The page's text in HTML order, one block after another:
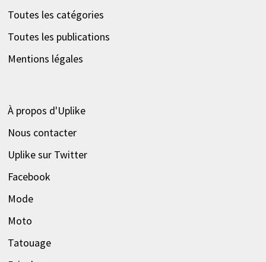
Toutes les catégories
Toutes les publications
Mentions légales
À propos d'Uplike
Nous contacter
Uplike sur Twitter
Facebook
Mode
Moto
Tatouage